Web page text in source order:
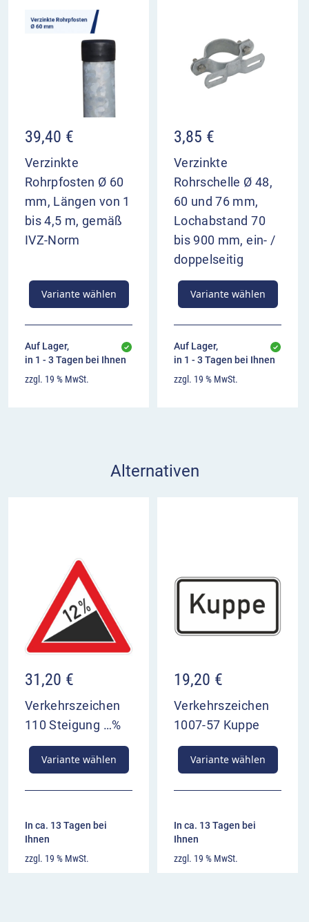
39,40 €
Verzinkte
Rohrpfosten Ø 60
mm, Längen von 1
bis 4,5 m, gemäß
IVZ-Norm
Variante wählen
Auf Lager,
in 1 - 3 Tagen bei Ihnen
zzgl. 19 % MwSt.
3,85 €
Verzinkte
Rohrschelle Ø 48,
60 und 76 mm,
Lochabstand 70
bis 900 mm, ein- /
doppelseitig
Variante wählen
Auf Lager,
in 1 - 3 Tagen bei Ihnen
zzgl. 19 % MwSt.
Alternativen
31,20 €
Verkehrszeichen
110 Steigung …%
Variante wählen
In ca. 13 Tagen bei
Ihnen
zzgl. 19 % MwSt.
19,20 €
Verkehrszeichen
1007-57 Kuppe
Variante wählen
In ca. 13 Tagen bei
Ihnen
zzgl. 19 % MwSt.